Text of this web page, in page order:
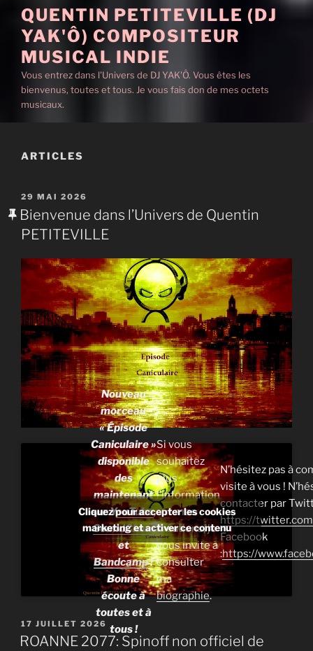
QUENTIN PETITEVILLE (DJ
YAK'Ô) COMPOSITEUR
MUSICAL INDIE
Vous entrez dans l'Univers de DJ YAK'Ô. Vous êtes les
bienvenus, toutes et tous. Je vous fais don de mes octets
musicaux.
ARTICLES
PUBLIÉ
LE
29 MAI 2026
Bienvenue dans l’Univers de Quentin
PETITEVILLE
Nouveau
morceau
« Épisode
Caniculaire »
disponible
des
maintenant
sur YouTube,
SoundCloud
et
Bandcamp!
Bonne
écoute à
toutes et à
tous !
Si vous
souhaitez
plus
l’information
sur mes
créations, je
vous invite à
consulter
ma
biographie.
N’hésitez pas à
visite à vous !
contacter par
https://
Facebook
:https://
Cliquez pour accepter les cookies
marketing et activer ce contenu
PUBLIÉ
LE
17 JUILLET 2026
ROANNE 2077: Spinoff non officiel de